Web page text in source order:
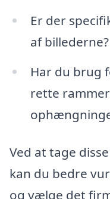
Er der
af billederne?
Har du brug
rette
Ved at tage
kan du bedre
og vælge det